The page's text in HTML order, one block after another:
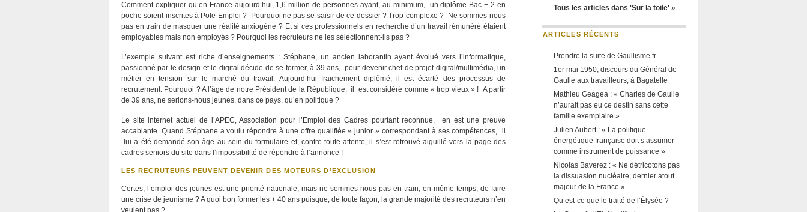
Comment expliquer qu’en France aujourd’hui, 1,6 million de personnes ayant, au minimum, un diplôme Bac + 2 en
poche soient inscrites à Pole Emploi ? Pourquoi ne pas se saisir de ce dossier ? Trop complexe ? Ne sommes-nous
pas en train de masquer une réalité anxiogène ? Et si ces professionnels en recherche d’un travail rémunéré étaient
employables mais non employés ? Pourquoi les recruteurs ne les sélectionnent-ils pas ?
L’exemple suivant est riche d’enseignements : Stéphane, un ancien laborantin ayant évolué vers l’informatique,
passionné par le design et le digital décide de se former, à 39 ans, pour devenir chef de projet digital/multimédia, un
métier en tension sur le marché du travail. Aujourd’hui fraichement diplômé, il est écarté des processus de
recrutement. Pourquoi ? A l’âge de notre Président de la République, il est considéré comme « trop vieux » ! A partir
de 39 ans, ne serions-nous jeunes, dans ce pays, qu’en politique ?
Le site internet actuel de l’APEC, Association pour l’Emploi des Cadres pourtant reconnue, en est une preuve
accablante. Quand Stéphane a voulu répondre à une offre qualifiée « junior » correspondant à ses compétences, il
lui a été demandé son âge au sein du formulaire et, contre toute attente, il s’est retrouvé aiguillé vers la page des
cadres seniors du site dans l’impossibilité de répondre à l’annonce !
LES RECRUTEURS PEUVENT DEVENIR DES MOTEURS D’EXCLUSION
Certes, l’emploi des jeunes est une priorité nationale, mais ne sommes-nous pas en train, en même temps, de faire
une crise de jeunisme ? A quoi bon former les + 40 ans puisque, de toute façon, la grande majorité des recruteurs n’en
veulent pas ?
Tous les articles dans 'Sur la toile' »
ARTICLES RÉCENTS
Prendre la suite de Gaullisme.fr
1er mai 1950, discours du Général de
Gaulle aux travailleurs, à Bagatelle
Mathieu Geagea : « Charles de Gaulle
n’aurait pas eu ce destin sans cette
famille exemplaire »
Julien Aubert : « La politique
énergétique française doit s’assumer
comme instrument de puissance »
Nicolas Baverez : « Ne détricotons pas
la dissuasion nucléaire, dernier atout
majeur de la France »
Qu’est-ce que le traité de l’Élysée ?